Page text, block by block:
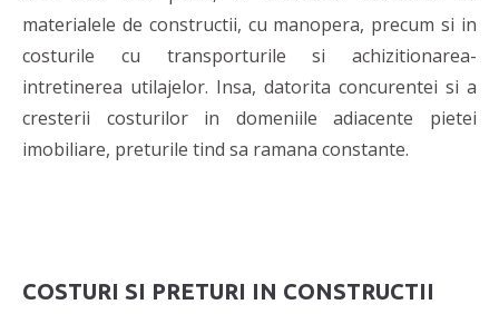
materialele de constructii, cu manopera, precum si in
costurile cu transporturile si achizitionarea-
intretinerea utilajelor. Insa, datorita concurentei si a
cresterii costurilor in domeniile adiacente pietei
imobiliare, preturile tind sa ramana constante.
COSTURI SI PRETURI IN CONSTRUCTII